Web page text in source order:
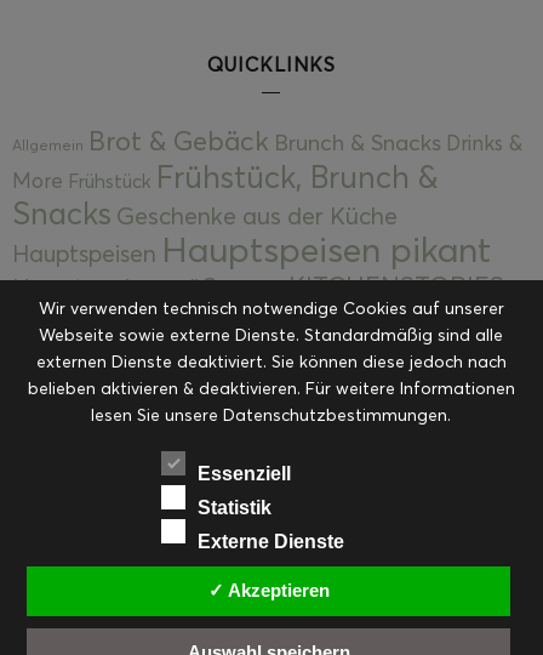
QUICKLINKS
Allgemein Brot & Gebäck Brunch & Snacks Drinks &
More Frühstück Frühstück, Brunch &
Snacks Geschenke aus der Küche
Hauptspeisen Hauptspeisen pikant
Hauptspeisen süßKekseKITCHENSTORIES
Kuchen, Torten & Desserts Kuchen und
Desserts Kulinarik Kulinarische Mitbringsel &
Eingemachtes Ohne Kategorie Ostern Resteküche
RezepteSaisonalSliderStartseite
Suppen, Salate & Vorspeisen
Vorspeisen, Salate & Suppen
Weihnachten Workshops & Events
Wir verwenden technisch notwendige Cookies auf unserer
Webseite sowie externe Dienste. Standardmäßig sind alle
externen Dienste deaktiviert. Sie können diese jedoch nach
belieben aktivieren & deaktivieren. Für weitere Informationen
lesen Sie unsere Datenschutzbestimmungen.
Essenziell
Statistik
Externe Dienste
✓ Akzeptieren